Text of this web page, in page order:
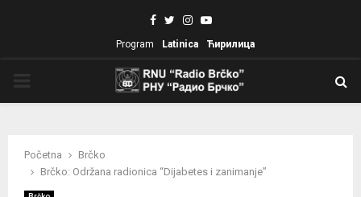
Facebook
TwitterInstagram
Youtube
Program Latinica Ћирилица
Početna
Brčko
Brčko: Održana radionica “Dijabetes i zanimanje”